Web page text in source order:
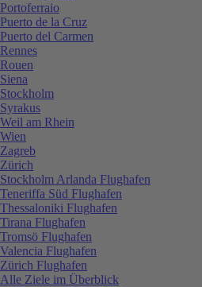
Portoferraio
Puerto de la Cruz
Puerto del Carmen
Rennes
Rouen
Siena
Stockholm
Syrakus
Weil am Rhein
Wien
Zagreb
Zürich
Stockholm Arlanda Flughafen
Teneriffa Süd Flughafen
Thessaloniki Flughafen
Tirana Flughafen
Tromsö Flughafen
Valencia Flughafen
Zürich Flughafen
Alle Ziele im Überblick